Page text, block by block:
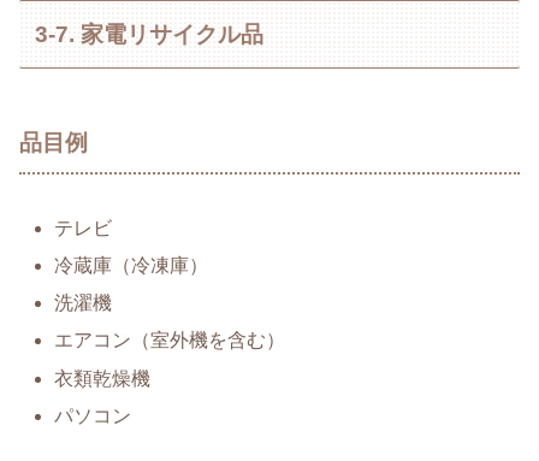
3-7. 家電リサイクル品
品目例
テレビ
冷蔵庫（冷凍庫）
洗濯機
エアコン（室外機を含む）
衣類乾燥機
パソコン